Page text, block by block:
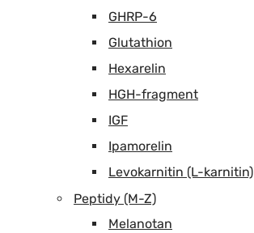
GHRP-6
Glutathion
Hexarelin
HGH-fragment
IGF
Ipamorelin
Levokarnitin (L-karnitin)
Peptidy (M-Z)
Melanotan